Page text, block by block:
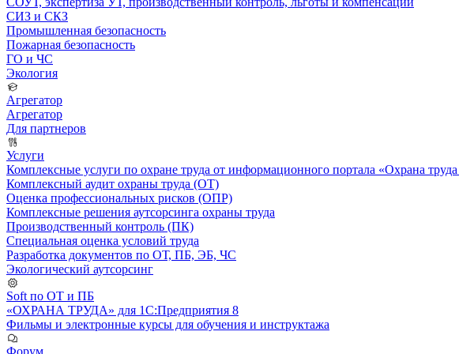
СИЗ и СКЗ
Промышленная безопасность
Пожарная безопасность
ГО и ЧС
Экология
Агрегатор
Агрегатор
Для партнеров
Услуги
Комплексные услуги по охране труда от информационного портала «Охрана
Комплексный аудит охраны труда (ОТ)
Оценка профессиональных рисков (ОПР)
Комплексные решения аутсорсинга охраны труда
Производственный контроль (ПК)
Специальная оценка условий труда
Разработка документов по ОТ, ПБ, ЭБ, ЧС
Экологический аутсорсинг
Soft по ОТ и ПБ
«ОХРАНА ТРУДА» для 1С:Предприятия 8
Фильмы и электронные курсы для обучения и инструктажа
Форум